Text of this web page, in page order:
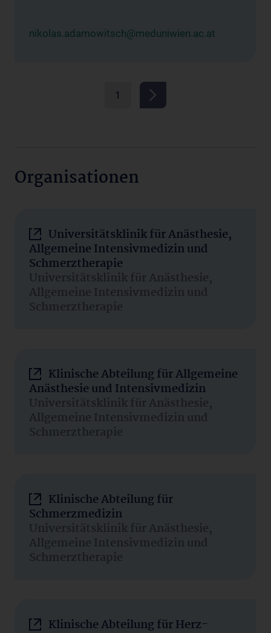
nikolas.adamowitsch@meduniwien.ac.at
1
Organisationen
Universitätsklinik für Anästhesie,
Allgemeine Intensivmedizin und
Schmerztherapie
Universitätsklinik für Anästhesie,
Allgemeine Intensivmedizin und
Schmerztherapie
Klinische Abteilung für Allgemeine
Anästhesie und Intensivmedizin
Universitätsklinik für Anästhesie,
Allgemeine Intensivmedizin und
Schmerztherapie
Klinische Abteilung für
Schmerzmedizin
Universitätsklinik für Anästhesie,
Allgemeine Intensivmedizin und
Schmerztherapie
Klinische Abteilung für Herz-